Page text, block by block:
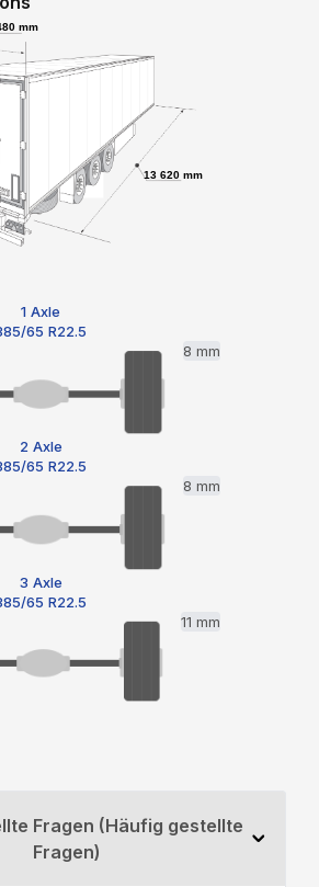
mm
13 620 mm
1 Axle
65 R22.5
8 mm
2 Axle
65 R22.5
8 mm
3 Axle
65 R22.5
11 mm
Fragen (Häufig gestellte
Fragen)